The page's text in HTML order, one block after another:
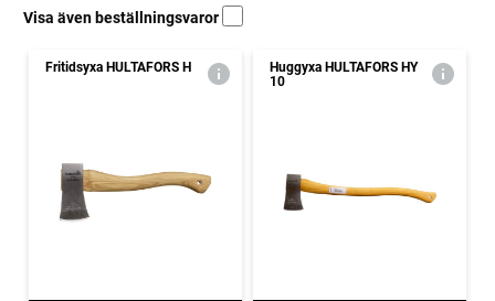
Visa även beställningsvaror
Fritidsyxa HULTAFORS H
Huggyxa HULTAFORS HY
10